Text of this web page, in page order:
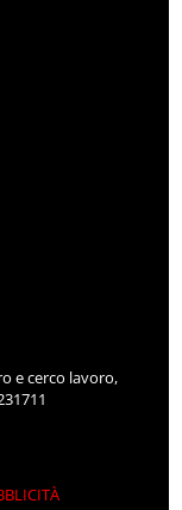
e cerco lavoro,